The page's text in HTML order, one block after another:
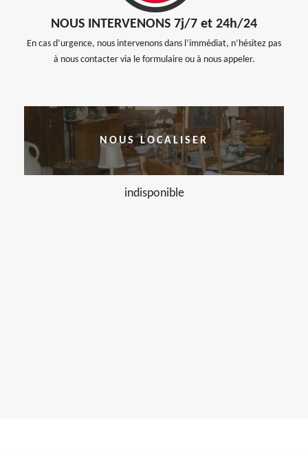
NOUS INTERVENONS 7j/7 et 24h/24
En cas d’urgence, nous intervenons dans l’immédiat, n’hésitez pas
à nous contacter via le formulaire ou à nous appeler.
NOUS LOCALISER
indisponible